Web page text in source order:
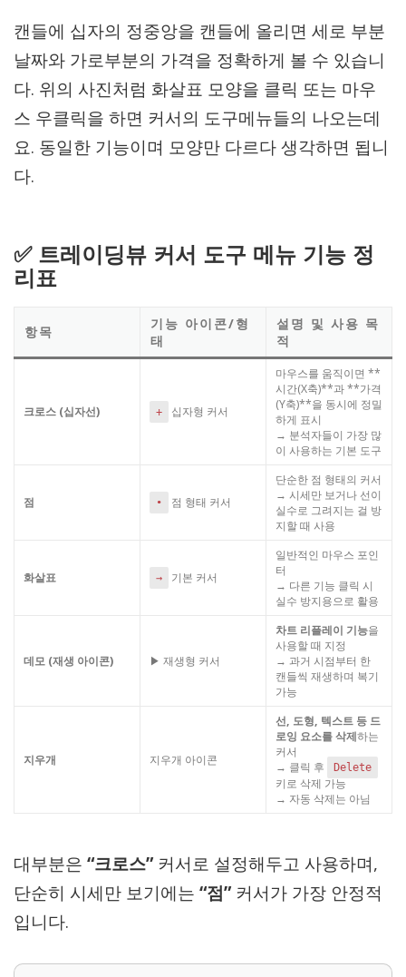
캔들에 십자의 정중앙을 캔들에 올리면 세로 부분
날짜와 가로부분의 가격을 정확하게 볼 수 있습니
다. 위의 사진처럼 화살표 모양을 클릭 또는 마우
스 우클릭을 하면 커서의 도구메뉴들의 나오는데
요. 동일한 기능이며 모양만 다르다 생각하면 됩니
다.
✅ 트레이딩뷰 커서 도구 메뉴 기능 정
리표
항목
기능 아이콘/형
태
설명 및 사용 목
적
크로스 (십자선) + 십자형 커서
마우스를 움직이면 **
시간(X축)**과 **가격
(Y축)**을 동시에 정밀
하게 표시
→ 분석자들이 가장 많
이 사용하는 기본 도구
점 • 점 형태 커서
단순한 점 형태의 커서
→ 시세만 보거나 선이
실수로 그려지는 걸 방
지할 때 사용
화살표 → 기본 커서
일반적인 마우스 포인
터
→ 다른 기능 클릭 시
실수 방지용으로 활용
데모 (재생 아이콘) ▶ 재생형 커서
차트 리플레이 기능을
사용할 때 지정
→ 과거 시점부터 한
캔들씩 재생하며 복기
가능
지우개 지우개 아이콘
선, 도형, 텍스트 등 드
로잉 요소를 삭제하는
커서
→ 클릭 후
Delete
키로 삭제 가능
→ 자동 삭제는 아님
대부분은 “크로스”커서로 설정해두고 사용하며,
단순히 시세만 보기에는 “점”커서가 가장 안정적
입니다.